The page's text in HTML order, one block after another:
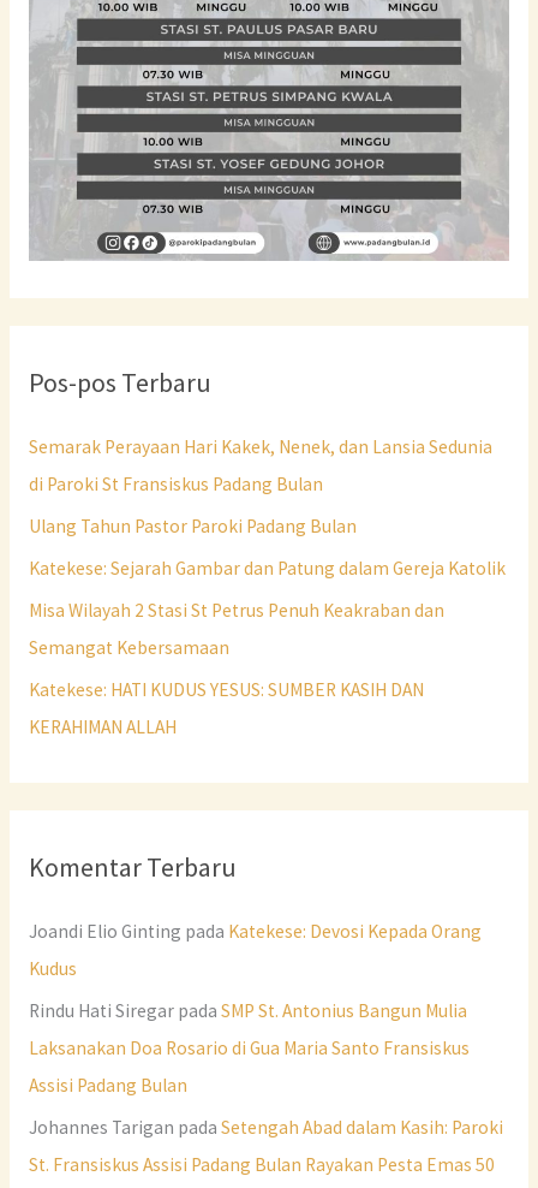
Pos-pos Terbaru
Semarak Perayaan Hari Kakek, Nenek, dan Lansia Sedunia
di Paroki St Fransiskus Padang Bulan
Ulang Tahun Pastor Paroki Padang Bulan
Katekese: Sejarah Gambar dan Patung dalam Gereja Katolik
Misa Wilayah 2 Stasi St Petrus Penuh Keakraban dan
Semangat Kebersamaan
Katekese: HATI KUDUS YESUS: SUMBER KASIH DAN
KERAHIMAN ALLAH
Komentar Terbaru
Joandi Elio Ginting pada Katekese: Devosi Kepada Orang
Kudus
Rindu Hati Siregarpada SMP St. Antonius Bangun Mulia
Laksanakan Doa Rosario di Gua Maria Santo Fransiskus
Assisi Padang Bulan
Johannes Tarigan pada Setengah Abad dalam Kasih: Paroki
St. Fransiskus Assisi Padang Bulan Rayakan Pesta Emas 50